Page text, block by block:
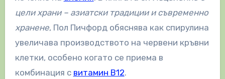
цели храни – азиатски традиции и съвременно
хранене, Пол Пичфорд обяснява как спирулина
увеличава производството на червени кръвни
клетки, особено когато се приема в
комбинация с витамин B12.